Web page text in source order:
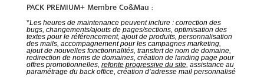
PACK PREMIUM+ Membre Co&Mau :
*Les heures de maintenance peuvent inclure : correction des
bugs, changements/ajouts de pages/sections, optimisation des
textes pour le référencement, ajout de produits, personnalisation
des mails, accompagnement pour les campagnes marketing,
ajout de nouvelles fonctionnalités, transfert de nom de domaine,
redirection de noms de domaines, création de landing page pour
offres promotionnelles, refonte progressive du site, assistance au
paramétrage du back office, création d’adresse mail personnalisé